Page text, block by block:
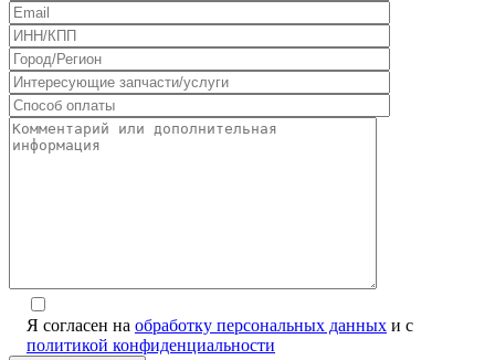
Я согласен на обработку персональных данных и с
политикой конфиденциальности